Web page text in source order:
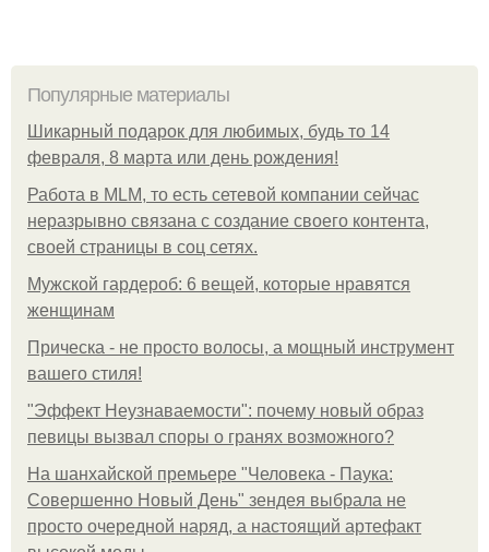
Популярные материалы
Шикарный подарок для любимых, будь то 14
февраля, 8 марта или день рождения!
Работа в MLM, то есть сетевой компании сейчас
неразрывно связана с создание своего контента,
своей страницы в соц сетях.
Мужской гардероб: 6 вещей, которые нравятся
женщинам
Прическа - не просто волосы, а мощный инструмент
вашего стиля!
"Эффект Неузнаваемости": почему новый образ
певицы вызвал споры о гранях возможного?
На шанхайской премьере "Человека - Паука:
Совершенно Новый День" зендея выбрала не
просто очередной наряд, а настоящий артефакт